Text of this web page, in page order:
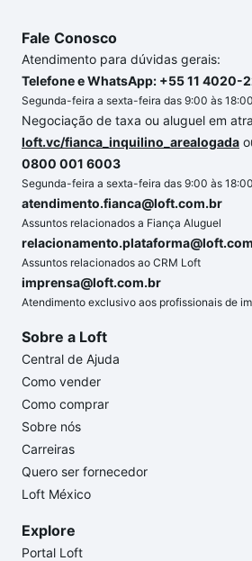
Fale Conosco
Atendimento para dúvidas gerais:
Telefone e WhatsApp: +55 11 4020-
Segunda-feira a sexta-feira das 9:00 às 18:00
Negociação de taxa ou aluguel em
loft.vc/fianca_inquilino_arealogada
0800 001 6003
Segunda-feira a sexta-feira das 9:00 às 18:00
atendimento.fianca@loft.com.br
Assuntos relacionados a Fiança Aluguel
Assuntos relacionados ao CRM Loft
imprensa@loft.com.br
Atendimento exclusivo aos profissionais de
Sobre a Loft
Central de Ajuda
Como vender
Como comprar
Sobre nós
Carreiras
Quero ser fornecedor
Loft México
Explore
Portal Loft